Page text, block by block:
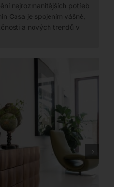
nejrozmanitějších potřeb
Casa je spojením vášně,
a nových trendů v